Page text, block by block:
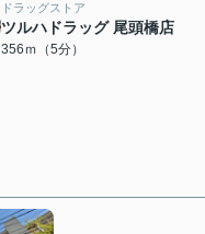
ドラッグストア
ツルハドラッグ 尾頭橋店
356ｍ（5分）